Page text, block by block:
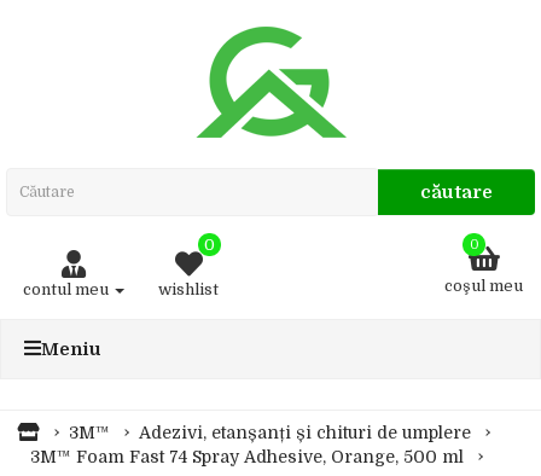
căutare
contul meu
0
wishlist coşul meu
0
Meniu
3M™
Adezivi, etanșanți și chituri de umplere
3M™ Foam Fast 74 Spray Adhesive, Orange, 500 ml